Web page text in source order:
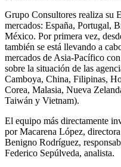
Grupo Consultores realiza su
mercados: España, Portugal,
México. Por primera vez,
también se está llevando a
mercados de Asia-Pacífico
sobre la situación de las
Camboya, China, Filipinas,
Corea, Malasia, Nueva
Taiwán y Vietnam).
El equipo más directamente
por Macarena López,
Benigno Rodríguez,
Federico Sepúlveda, analista.